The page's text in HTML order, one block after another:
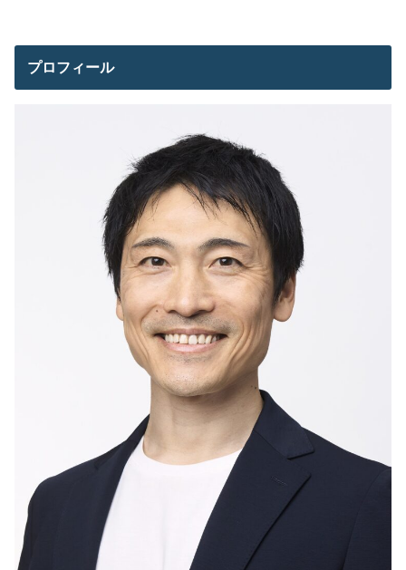
プロフィール